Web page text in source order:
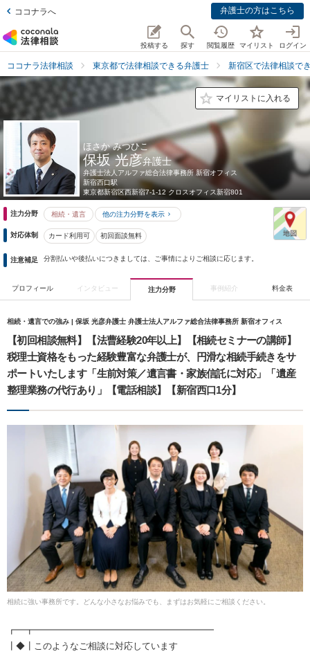
ココナラへ 弁護士の方はこちら
投稿する 探す 閲覧履歴 マイリスト ログイン
ココナラ法律相談 東京都で法律相談できる弁護士 新宿区で法律相談で
マイリストに入れる
ほさか みつひこ
保坂 光彦弁護士
弁護士法人アルファ総合法律事務所 新宿オフィス
新宿西口駅
東京都新宿区西新宿7-1-12 クロスオフィス新宿801
注力分野 相続・遺言 他の注力分野を表示
対応体制 カード利用可 初回面談無料
注意補足 分割払いや後払いにつきましては、ご事情によりご相談に応じます。
プロフィール インタビュー 注力分野 事例紹介 料金表
相続・遺言での強み | 保坂 光彦弁護士 弁護士法人アルファ総合法律事務所 新宿オフィス
【初回相談無料】【法曹経験20年以上】【相続セミナーの講師】
税理士資格をもった経験豊富な弁護士が、円滑な相続手続きをサ
ポートいたします「生前対策／遺言書・家族信託に対応」「遺産
整理業務の代行あり」【電話相談】【新宿西口1分】
相続に強い事務所です。どんな小さなお悩みでも、まずはお気軽にご相談ください。
┏━┳━━━━━━━━━━━━━━━━━━━━
┃◆┃このようなご相談に対応しています